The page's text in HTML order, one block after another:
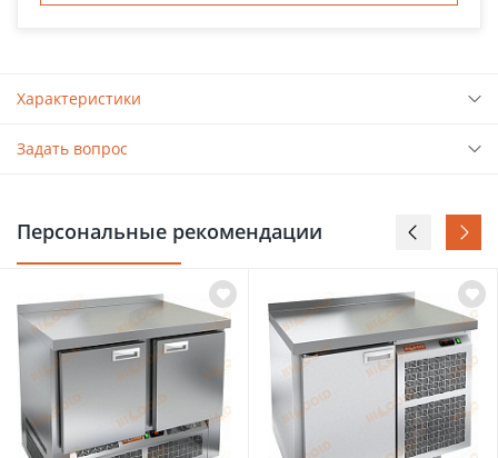
Характеристики
Задать вопрос
Персональные рекомендации